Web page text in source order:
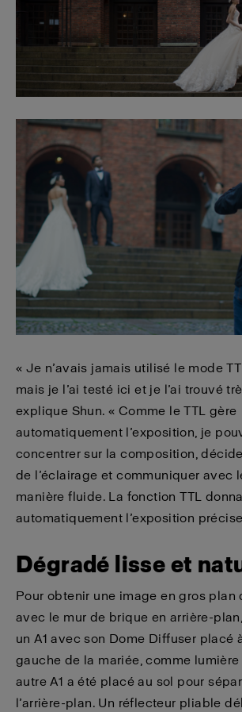
« Je n’avais jamais utilisé le mode
mais je l’ai testé ici et je l’ai trouvé
explique Shun. « Comme le TTL gère
automatiquement l’exposition, je
concentrer sur la composition,
de l’éclairage et communiquer avec
manière fluide. La fonction TTL
automatiquement l’exposition
Dégradé lisse et
Pour obtenir une image en gros plan
avec le mur de brique en arrière-
un A1 avec son Dome Diffuser placé
gauche de la mariée, comme lumière
autre A1 a été placé au sol pour
l’arrière-plan. Un réflecteur pliable